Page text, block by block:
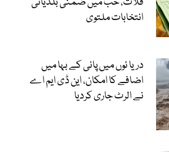
انتخابات ملتوی
دریا ئوں میں پانی کے بہا میں
اضافے کا امکان، این ڈی ایم اے
نے الرٹ جاری کردیا